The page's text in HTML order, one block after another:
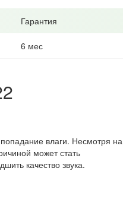
Гарантия
6 мес
влаги. Несмотря на
может стать
качество звука.